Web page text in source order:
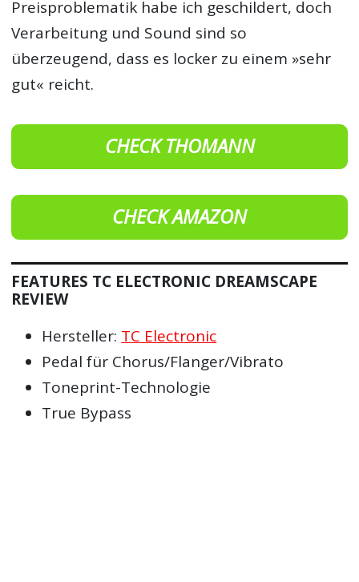
Preisproblematik habe ich geschildert, doch
Verarbeitung und Sound sind so
überzeugend, dass es locker zu einem »sehr
gut« reicht.
CHECK THOMANN
CHECK AMAZON
FEATURES TC ELECTRONIC DREAMSCAPE
REVIEW
Hersteller: TC Electronic
Pedal für Chorus/Flanger/Vibrato
Toneprint-Technologie
True Bypass